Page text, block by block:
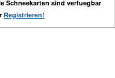
Schneekarten sind verfuegbar
Registrieren!